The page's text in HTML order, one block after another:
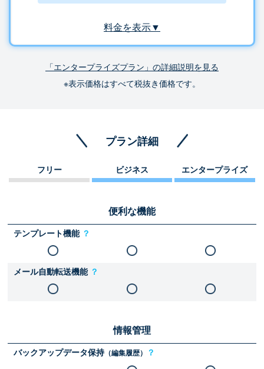
料金を表示▼
「エンタープライズプラン」の詳細説明を見る
※表示価格はすべて税抜き価格です。
プラン詳細
フリー ビジネス エンタープライズ
便利な機能
テンプレート機能 ？
メール自動転送機能 ？
情報管理
バックアップデータ保持（編集履歴） ？